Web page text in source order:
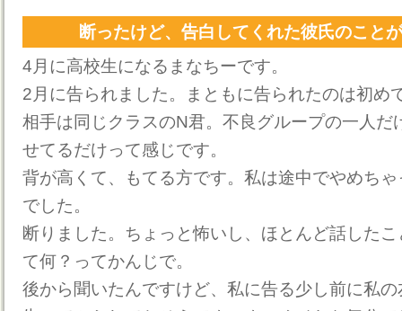
断ったけど、告白してくれた彼氏のこと
4月に高校生になるまなちーです。
2月に告られました。まともに告られたのは初め
相手は同じクラスのN君。不良グループの一人だ
せてるだけって感じです。
背が高くて、もてる方です。私は途中でやめち
でした。
断りました。ちょっと怖いし、ほとんど話した
て何？ってかんじで。
後から聞いたんですけど、私に告る少し前に私